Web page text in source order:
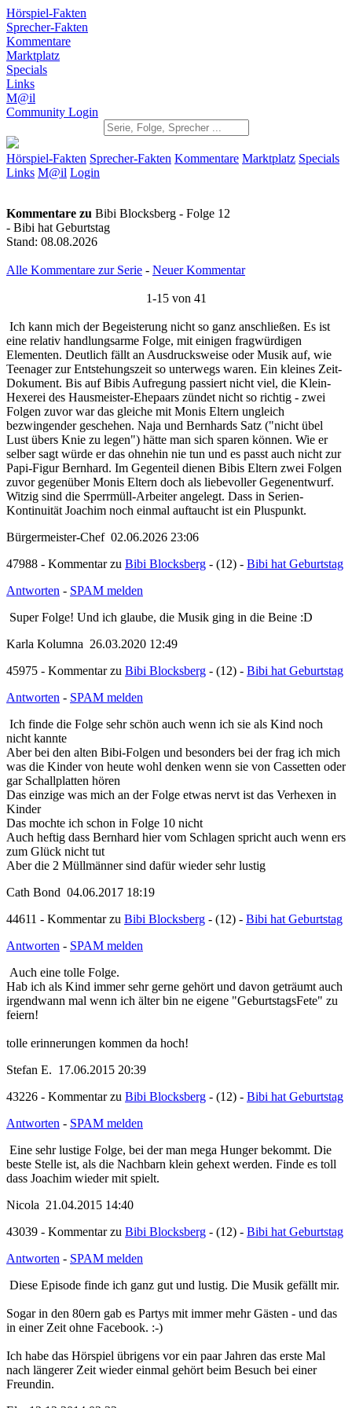
Hörspiel-Fakten
Sprecher-Fakten
Kommentare
Marktplatz
Specials
Links
M@il
Community Login
Hörspiel-Fakten Sprecher-Fakten Kommentare Marktplatz Specials
Links M@il Login
Kommentare zu Bibi Blocksberg - Folge 12
- Bibi hat Geburtstag
Stand: 08.08.2026
Alle Kommentare zur Serie - Neuer Kommentar
Ich kann mich der Begeisterung nicht so ganz anschließen. Es
ist eine relativ handlungsarme Folge, mit einigen fragwürdigen
Elementen. Deutlich fällt an Ausdrucksweise oder Musik auf, wie
Teenager zur Entstehungszeit so unterwegs waren. Ein kleines Zeit-
Dokument. Bis auf Bibis Aufregung passiert nicht viel, die Klein-
Hexerei des Hausmeister-Ehepaars zündet nicht so richtig - zwei
Folgen zuvor war das gleiche mit Monis Eltern ungleich
bezwingender geschehen. Naja und Bernhards Satz ("nicht übel
Lust übers Knie zu legen") hätte man sich sparen können. Wie er
selber sagt würde er das ohnehin nie tun und es passt auch nicht zur
Papi-Figur Bernhard. Im Gegenteil dienen Bibis Eltern zwei Folgen
zuvor gegenüber Monis Eltern doch als liebevoller Gegenentwurf.
Witzig sind die Sperrmüll-Arbeiter angelegt. Dass in Serien-
Kontinuität Joachim noch einmal auftaucht ist ein Pluspunkt.
Bürgermeister-Chef 02.06.2026 23:06
47988 - Kommentar zu Bibi Blocksberg - (12) - Bibi hat Geburtstag
Antworten - SPAM melden
Super Folge! Und ich glaube, die Musik ging in die Beine :D
Karla Kolumna 26.03.2020 12:49
45975 - Kommentar zu Bibi Blocksberg - (12) - Bibi hat Geburtstag
Antworten - SPAM melden
Ich finde die Folge sehr schön auch wenn ich sie als Kind noch
nicht kannte
Aber bei den alten Bibi-Folgen und besonders bei der frag ich mich
was die Kinder von heute wohl denken wenn sie von Cassetten oder
gar Schallplatten hören
Das einzige was mich an der Folge etwas nervt ist das Verhexen in
Kinder
Das mochte ich schon in Folge 10 nicht
Auch heftig dass Bernhard hier vom Schlagen spricht auch wenn ers
zum Glück nicht tut
Aber die 2 Müllmänner sind dafür wieder sehr lustig
Cath Bond 04.06.2017 18:19
44611 - Kommentar zu Bibi Blocksberg - (12) - Bibi hat Geburtstag
Antworten
SPAM melden
Auch eine tolle Folge.
Hab ich als Kind immer sehr gerne gehört und davon geträumt auch
irgendwann mal wenn ich älter bin ne eigene "GeburtstagsFete" zu
tolle erinnerungen kommen da hoch!
Bibi Blocksberg - (12) - Bibi hat Geburtstag
Antworten
SPAM melden
Eine sehr lustige Folge, bei der man mega Hunger bekommt. Die
beste Stelle ist, als die Nachbarn klein gehext werden. Finde es toll
dass Joachim wieder mit spielt.
Bibi Blocksberg - (12) -
Bibi hat Geburtstag
mir.
in einer Zeit ohne Facebook. :-)
Ich habe das Hörspiel übrigens vor ein paar Jahren das erste Mal